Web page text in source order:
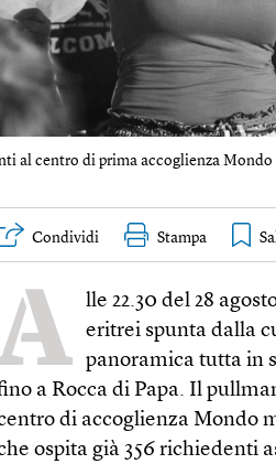
al centro di prima accoglienza Mondo
Condividi Stampa
lle 22.30 del 28
eritrei spunta dalla
panoramica tutta in
a Rocca di Papa. Il
di accoglienza Mondo
ospita già 356 richiedenti